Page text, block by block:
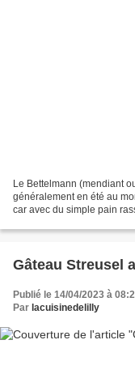
Le Bettelmann (mendiant
généralement en été au
car avec du simple pain
Gâteau Streusel
Publié le 14/04/2023 à
Par lacuisinedelilly